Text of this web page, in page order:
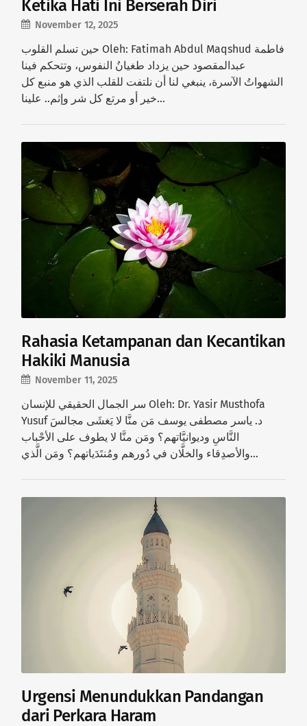
Ketika Hati Ini Berserah Diri
November 12, 2025
حين تسلم القلوب Oleh: Fatimah Abdul Maqshud فاطمة
عبدالمقصود حين يزداد طغيانُ النفوس، وتتحكم فينا
الشهواتُ الآسرة، ينبغي لنا أن نلتفت للقلب الذي هو منبع كل
خير أو مرتع كل شر وإثم.. علينا…
Rahasia Ketampanan dan Kecantikan
Hakiki Manusia
November 11, 2025
سر الجمال الحقيقي للإنسان Oleh: Dr. Yasir Musthofa
Yusuf د. ياسر مصطفى يوسف مَن منَّا لا يَغشَى مجالسَ
النَّاسِ وديوانيَّاتهم؟ ومَن منَّا لا يطوف على الأحْباب
والأصدِقاء والخلَّان في دُورهم ومُنتَدَياتهم؟ ومَن الَّذي…
Urgensi Menundukkan Pandangan
dari Perkara Haram